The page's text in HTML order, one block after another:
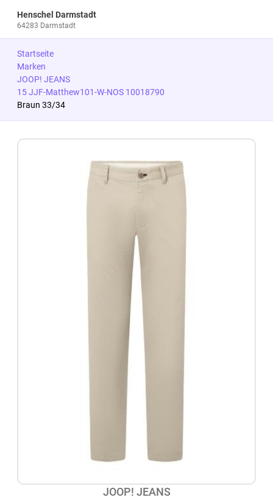
Henschel Darmstadt
64283 Darmstadt
Startseite
Marken
JOOP! JEANS
15 JJF-Matthew101-W-NOS 10018790
Braun 33/34
JOOP! JEANS